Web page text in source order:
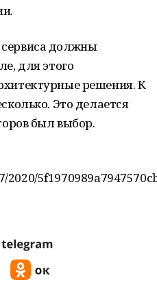
должны
для этого
решения. К
Это делается
был выбор.